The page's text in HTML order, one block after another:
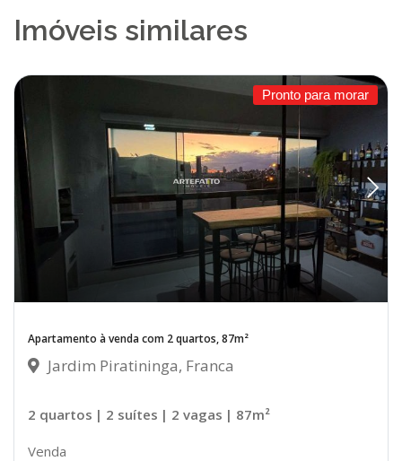
Imóveis similares
Pronto para morar
Apartamento à venda com 2 quartos, 87m²
Jardim Piratininga, Franca
2 quartos | 2 suítes | 2 vagas | 87m²
Venda